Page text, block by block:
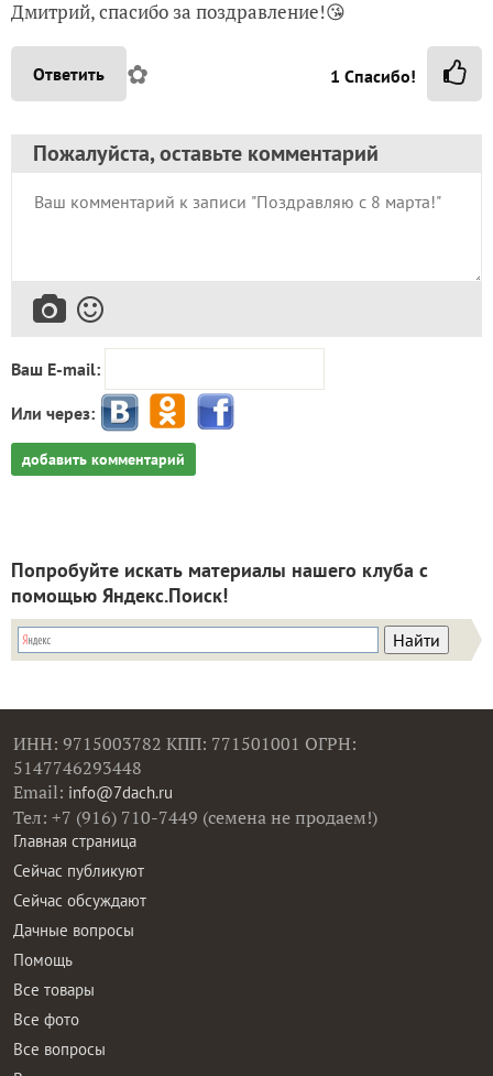
Дмитрий, спасибо за поздравление!😘
Ответить ✿ 1 Спасибо!
Пожалуйста, оставьте комментарий
Ваш E-mail:
Или через:
добавить комментарий
Попробуйте искать материалы нашего клуба с
помощью Яндекс.Поиск!
ИНН: 9715003782 КПП: 771501001 ОГРН:
5147746293448
Email: info@7dach.ru
Тел: +7 (916) 710-7449 (семена не продаем!)
Главная страница
Сейчас публикуют
Сейчас обсуждают
Дачные вопросы
Помощь
Все товары
Все фото
Все вопросы